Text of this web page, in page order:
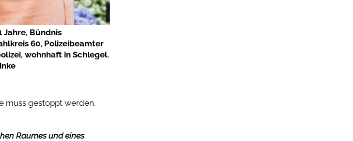
Jahre, Bündnis
60, Polizeibeamter
wohnhaft in Schlegel.
muss gestoppt werden.
Raumes und eines